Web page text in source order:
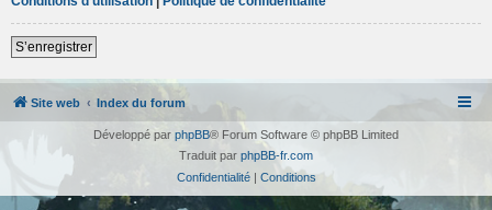
S’enregistrer
Site web Index du forum
Développé par phpBB® Forum Software © phpBB Limited
Traduit par phpBB-fr.com
Confidentialité| Conditions